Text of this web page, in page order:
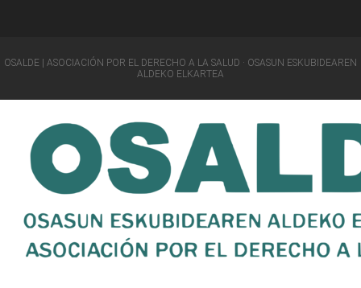
OSALDE | ASOCIACIÓN POR EL DERECHO A LA SALUD · OSASUN ESKUBIDEAREN
ALDEKO ELKARTEA